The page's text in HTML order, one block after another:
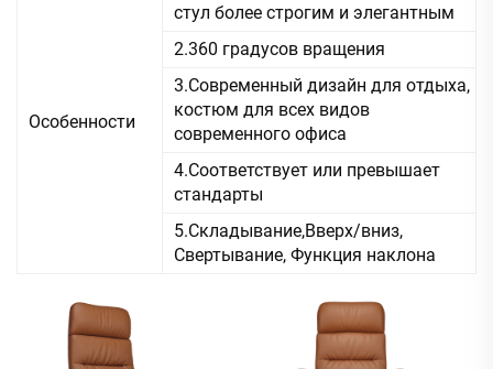
Особенности
стул более строгим и элегантным
2.360 градусов вращения
3.Современный дизайн для отдыха,
костюм для всех видов
современного офиса
4.Соответствует или превышает
стандарты
5.Складывание,Вверх/вниз,
Свертывание, Функция наклона